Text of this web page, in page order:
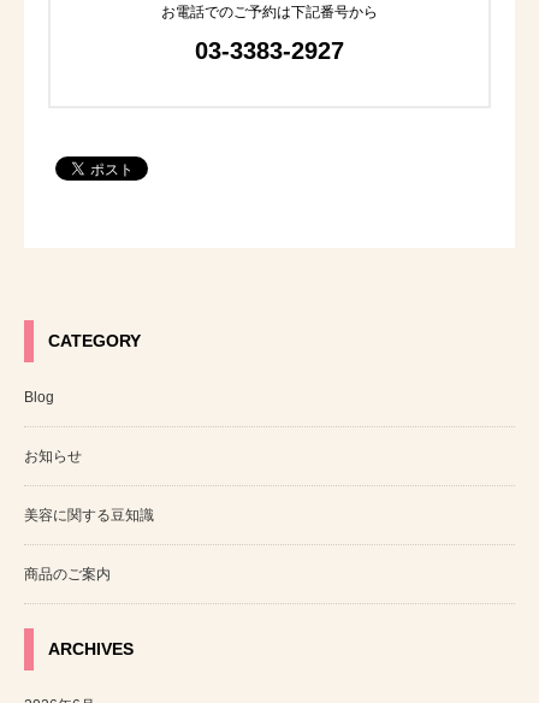
お電話でのご予約は下記番号から
03-3383-2927
CATEGORY
Blog
お知らせ
美容に関する豆知識
商品のご案内
ARCHIVES